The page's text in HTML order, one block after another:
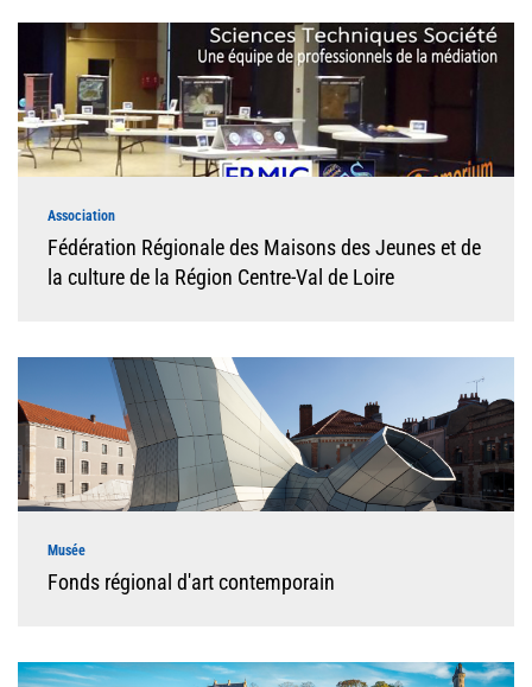
Association
Fédération Régionale des Maisons des Jeunes et de
la culture de la Région Centre-Val de Loire
Musée
Fonds régional d'art contemporain